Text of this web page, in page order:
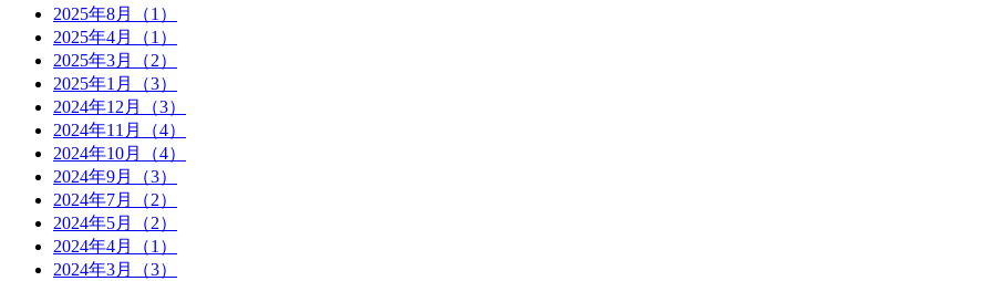
2025年8月（1）
2025年4月（1）
2025年3月（2）
2025年1月（3）
2024年12月（3）
2024年11月（4）
2024年10月（4）
2024年9月（3）
2024年7月（2）
2024年5月（2）
2024年4月（1）
2024年3月（3）